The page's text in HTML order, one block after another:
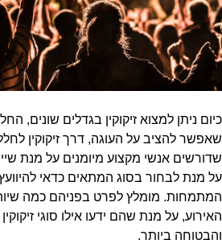
כיום ניתן למצוא זיקוקין בגדלים שונים,
שאפשר להציב על העוגה, דרך זיקוקין
שדורשים אנשי מקצוע מיומנים על מנת
על מנת לבחור בסוג המתאים כדאי
המתמחות. מומלץ לפרט בפניהם כמה
האירוע, על מנת שהם ידעו אילו סוגי
והבטוחה ביותר.